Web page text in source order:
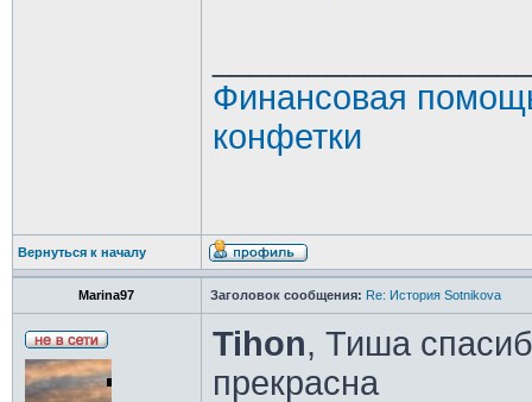
Финансовая
конфетки
Вернуться к началу
Marina97 Заголовок сообщения: Re: История Sotnikova
Tihon, Тиша
прекрасна